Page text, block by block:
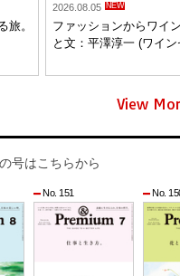
旅。
2026.08.05 NEW
ファッションからワイ
と文：平澤淳一 (ワイ
View
号はこちらから
No. 151 No.